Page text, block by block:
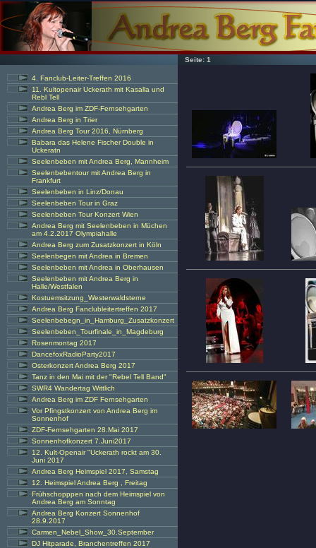
Seite: 1
4. Fanclub-Leiter-Treffen 2016
11. Kultopenair Uckerath mit Kasalla und
Rebl Tell
Andrea Berg im ZDF-Fernsehgarten
Andrea Berg in Trier
Andrea Berg Tour 2016, Nürnberg
Babara das Helene Fischer Double in
Uckeratn
Seelenbeben mit Andrea Berg, Mannheim
Seelenbebentour mit Andrea Berg in
Frankfurt
Seelenbeben in Linz/Donau
Seelenbeben Tour in Graz
Seelenbeben Tour Konzert Wien
Andrea Berg mit Seelenbeben in Müchen
am 4.2.2017 Olympiahalle
Andrea Berg zum Zusatzkonzert in Köln
Seelenbegen mit Andrea in Bremen
Seelenbeben mit Andrea in Oberhausen
Seelenbeben mit Andrea Berg in
Halle/Westfalen
Kostuemsitzung_Westerwaldsterne
Andrea Berg Fanclubleitertreffen 2017
Seelenbebegn_in_Hamburg_Zusatzkonzert
Seelenbeben_Tourfinale_in_Magdeburg
Rosenmontag 2017
DancefoxRadioParty2017
Osterkonzert Andrea Berg 2017
Tanz in den Mai mit der "Rebel Tell Band"
SWR4 Wandertag Wittlich
Andrea Berg im ZDF Fernsehgarten
Vor Pfingstkonzert von Andrea Berg im
Sonnenhof
ZDF-Fernsehgarten 28.Mai 2017
Sonnenhofkonzert 7.Juni2017
12. Kult-Openair "Uckerath rockt am 30.
Juni 2017
Andrea Berg Heimspiel 2017, Samstag
12. Heimspiel Andrea Berg , Freitag
Frühschopppen nach dem Heimspiel von
Andrea Berg am Sonntag
Andrea Berg Konzert Sonnenhof
28.9.2017
Carmen_Nebel_Show_30.September
DJ Hitparade, Branchentreffen 2017